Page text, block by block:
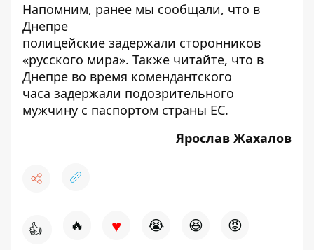
Напомним, ранее мы сообщали, что в
Днепре
полицейские задержали сторонников
«русского мира». Также читайте, что в
Днепре во время комендантского
часа задержали подозрительного
мужчину с паспортом страны ЕС.
Ярослав Жахалов
👍 🔥 ♥ 😭 😆 😡